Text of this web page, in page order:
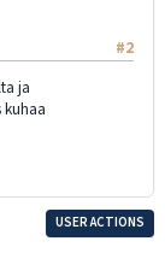
#2
ja
kuhaa
USER ACTIONS